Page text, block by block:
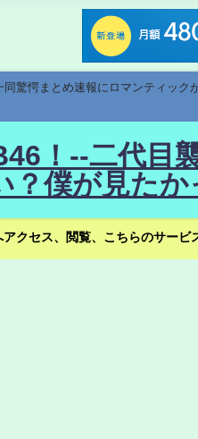
驚愕まとめ速報にロマンティッ
！--二代目
？僕が見た
クセス、閲覧、こちらのサー